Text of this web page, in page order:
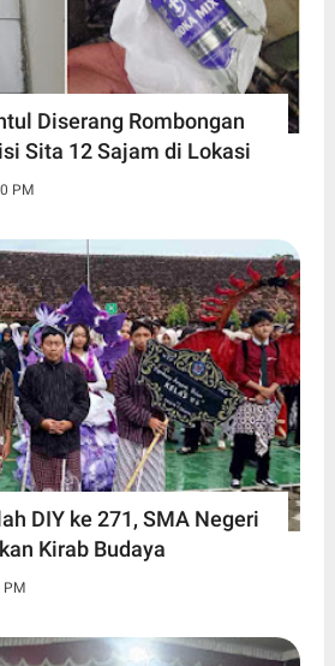
Diserang Rombongan
Sita 12 Sajam di Lokasi
PM
DIY ke 271, SMA Negeri
Kirab Budaya